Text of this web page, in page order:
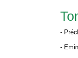
-
-